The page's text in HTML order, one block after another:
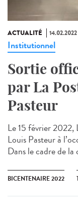
ACTUALITÉ 14.02.2022
Institutionnel
Sortie
par La
Pasteur
Le 15 février 2022,
Louis Pasteur à
Dans le cadre de
BICENTENAIRE 2022